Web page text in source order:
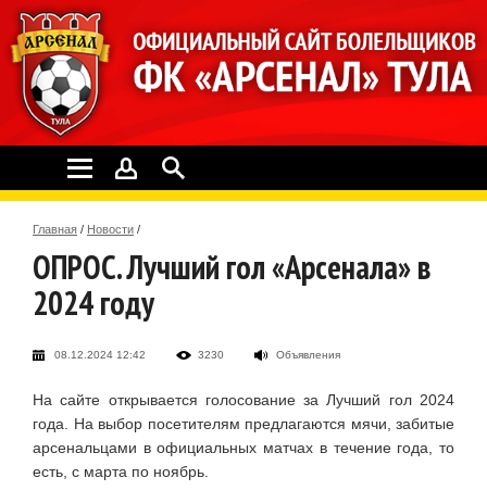
Главная / Новости /
ОПРОС. Лучший гол «Арсенала» в
2024 году
08.12.2024 12:42 3230 Объявления
На сайте открывается голосование за Лучший гол 2024
года. На выбор посетителям предлагаются мячи, забитые
арсенальцами в официальных матчах в течение года, то
есть, с марта по ноябрь.